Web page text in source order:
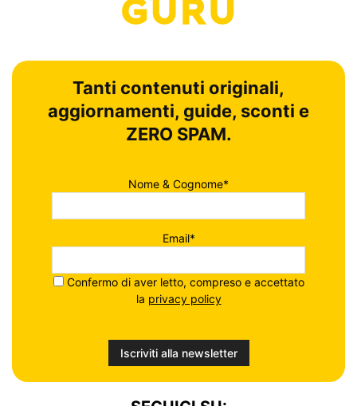
Tanti contenuti originali,
aggiornamenti, guide, sconti e
ZERO SPAM.
Nome & Cognome*
Email*
Confermo di aver letto, compreso e accettato
la privacy policy